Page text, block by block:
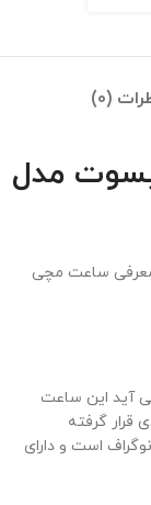
(0)
مدل
معرفی ساعت مچی
آید این ساعت
قرار گرفته
است و دارای